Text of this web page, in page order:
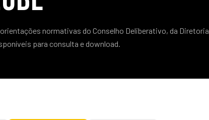
normativas do Conselho Deliberativo, da Diretoria
para consulta e download.